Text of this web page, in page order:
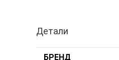
Детали
БРЕНД